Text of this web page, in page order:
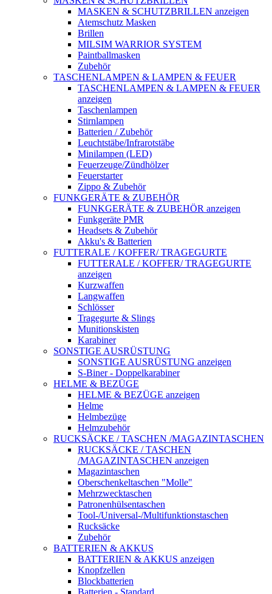
MASKEN & SCHUTZBRILLEN anzeigen
Atemschutz Masken
Brillen
MILSIM WARRIOR SYSTEM
Paintballmasken
Zubehör
TASCHENLAMPEN & LAMPEN & FEUER
TASCHENLAMPEN & LAMPEN & FEUER
anzeigen
Taschenlampen
Stirnlampen
Batterien / Zubehör
Leuchtstäbe/Infrarotstäbe
Minilampen (LED)
Feuerzeuge/Zündhölzer
Feuerstarter
Zippo & Zubehör
FUNKGERÄTE & ZUBEHÖR
FUNKGERÄTE & ZUBEHÖR anzeigen
Funkgeräte PMR
Headsets & Zubehör
Akku's & Batterien
FUTTERALE / KOFFER/ TRAGEGURTE
FUTTERALE / KOFFER/ TRAGEGURTE
anzeigen
Kurzwaffen
Langwaffen
Schlösser
Tragegurte & Slings
Munitionskisten
Karabiner
SONSTIGE AUSRÜSTUNG
SONSTIGE AUSRÜSTUNG anzeigen
S-Biner - Doppelkarabiner
HELME & BEZÜGE
HELME & BEZÜGE anzeigen
Helme
Helmbezüge
Helmzubehör
RUCKSÄCKE / TASCHEN /MAGAZINTASCHEN
RUCKSÄCKE / TASCHEN
/MAGAZINTASCHEN anzeigen
Magazintaschen
Oberschenkeltaschen "Molle"
Mehrzwecktaschen
Patronenhülsentaschen
Tool-/Universal-/Multifunktionstaschen
Rucksäcke
Zubehör
BATTERIEN & AKKUS
BATTERIEN & AKKUS anzeigen
Knopfzellen
Blockbatterien
Batterien - Standard